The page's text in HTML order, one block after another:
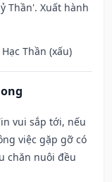
Thần'. Xuất hành
Thần (xấu)
vui sắp tới, nếu
việc gặp gỡ có
chăn nuôi đều